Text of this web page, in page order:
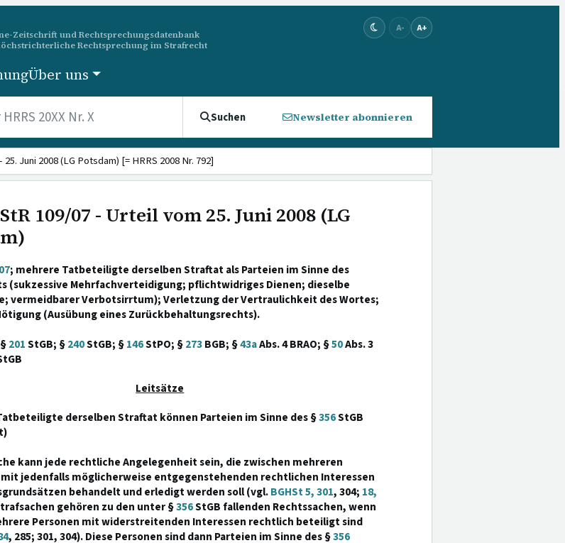
Zeitschrift und Rechtsprechungsdatenbank
Rechtsprechung im Strafrecht
A- A+
Über uns
Suchen Newsletter abonnieren
25. Juni 2008 (LG Potsdam) [= HRRS 2008 Nr. 792]
109/07 - Urteil vom 25. Juni 2008 (LG
; mehrere Tatbeteiligte derselben Straftat als Parteien im Sinne des
(sukzessive Mehrfachverteidigung; pflichtwidriges Dienen; dieselbe
vermeidbarer Verbotsirrtum); Verletzung der Vertraulichkeit des Wortes;
(Ausübung eines Zurückbehaltungsrechts).
201StGB; §240StGB; §146StPO; §273BGB; §43aAbs. 4 BRAO; §50Abs. 3
Leitsätze
derselben Straftat können Parteien im Sinne des §356StGB
kann jede rechtliche Angelegenheit sein, die zwischen mehreren
jedenfalls möglicherweise entgegenstehenden rechtlichen Interessen
behandelt und erledigt werden soll (vgl.BGHSt 5, 301, 304; 18,
gehören zu den unter §356StGB fallenden Rechtssachen, wenn
Personen mit widerstreitenden Interessen rechtlich beteiligt sind
, 285; 301, 304). Diese Personen sind dann Parteien im Sinne des §356